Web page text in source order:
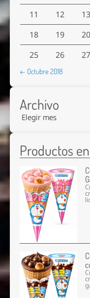
11
12 13
18
19 20
25
26 27
← Octubre 2018
Archivo
Productos